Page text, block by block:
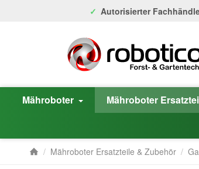
Autorisierter
Mähroboter Mähroboter
/ Mähroboter Ersatzteile & Zubehör /